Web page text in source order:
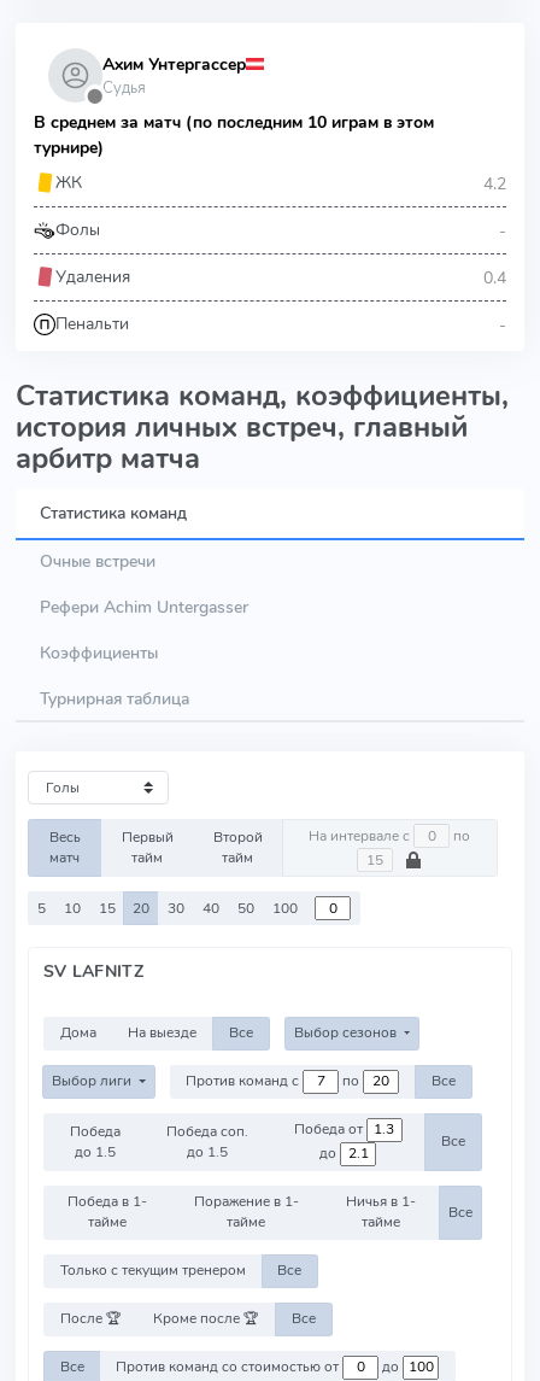
⬤
Ахим Унтергассер
Судья
В среднем за матч (по последним 10 играм в этом
турнире)
ЖК
4.2
Фолы -
Удаления 0.4
Пенальти -
Статистика команд, коэффициенты,
история личных встреч, главный
арбитр матча
Статистика команд
Очные встречи
Рефери Achim Untergasser
Коэффициенты
Турнирная таблица
Весь
матч
Первый
тайм
Второй
тайм
На интервале с по
5 10 15 20 30 40 50 100
SV LAFNITZ
Дома На выезде Все Выбор сезонов
Выбор лиги Против команд с по Все
Победа
до 1.5
Победа соп.
до 1.5
Победа от
до
Все
Победа в 1-
тайме
Поражение в 1-
тайме
Ничья в 1-
тайме
Все
Только с текущим тренером Все
После 🏆 Кроме после 🏆 Все
Все Против команд со стоимостью от до